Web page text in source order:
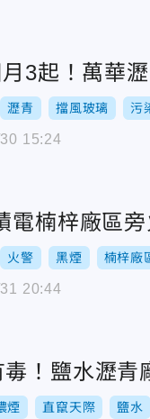
3起！萬華
瀝青 擋風玻璃 污
15:24
電楠梓廠區
火警 黑煙 楠梓廠
20:44
毒！鹽水瀝
煙 直竄天際 鹽水